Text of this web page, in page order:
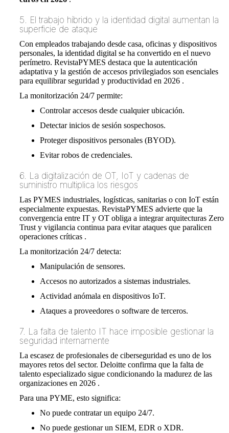
5. El trabajo híbrido y la identidad digital aumentan la
superficie de ataque
Con empleados trabajando desde casa, oficinas y dispositivos
personales, la identidad digital se ha convertido en el nuevo
perímetro. RevistaPYMES destaca que la autenticación
adaptativa y la gestión de accesos privilegiados son esenciales
para equilibrar seguridad y productividad en 2026 .
La monitorización 24/7 permite:
Controlar accesos desde cualquier ubicación.
Detectar inicios de sesión sospechosos.
Proteger dispositivos personales (BYOD).
Evitar robos de credenciales.
6. La digitalización de OT, IoT y cadenas de
suministro multiplica los riesgos
Las PYMES industriales, logísticas, sanitarias o con IoT están
especialmente expuestas. RevistaPYMES advierte que la
convergencia entre IT y OT obliga a integrar arquitecturas Zero
Trust y vigilancia continua para evitar ataques que paralicen
operaciones críticas .
La monitorización 24/7 detecta:
Manipulación de sensores.
Accesos no autorizados a sistemas industriales.
Actividad anómala en dispositivos IoT.
Ataques a proveedores o software de terceros.
7. La falta de talento IT hace imposible gestionar la
seguridad internamente
La escasez de profesionales de ciberseguridad es uno de los
mayores retos del sector. Deloitte confirma que la falta de
talento especializado sigue condicionando la madurez de las
organizaciones en 2026 .
Para una PYME, esto significa:
No puede contratar un equipo 24/7.
No puede gestionar un SIEM, EDR o XDR.